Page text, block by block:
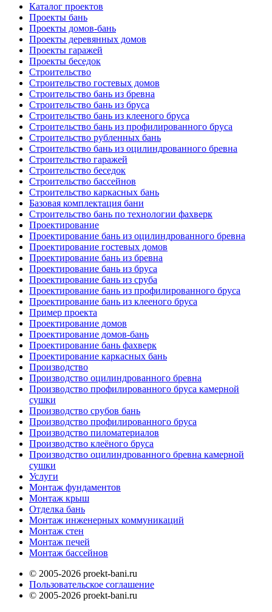
Каталог проектов
Проекты бань
Проекты домов-бань
Проекты деревянных домов
Проекты гаражей
Проекты беседок
Строительство
Строительство гостевых домов
Строительство бань из бревна
Строительство бань из бруса
Строительство бань из клееного бруса
Строительство бань из профилированного бруса
Строительство рубленных бань
Строительство бань из оцилиндрованного бревна
Строительство гаражей
Строительство беседок
Строительство бассейнов
Строительство каркасных бань
Базовая комплектация бани
Строительство бань по технологии фахверк
Проектирование
Проектирование бань из оцилиндрованного бревна
Проектирование гостевых домов
Проектирование бань из бревна
Проектирование бань из бруса
Проектирование бань из сруба
Проектирование бань из профилированного бруса
Проектирование бань из клееного бруса
Пример проекта
Проектирование домов
Проектирование домов-бань
Проектирование бань фахверк
Проектирование каркасных бань
Производство
Производство оцилиндрованного бревна
Производство профилированного бруса камерной
сушки
Производство срубов бань
Производство профилированного бруса
Производство пиломатериалов
Производство клеёного бруса
Производство оцилиндрованного бревна камерной
сушки
Услуги
Монтаж фундаментов
Монтаж крыш
Отделка бань
Монтаж инженерных коммуникаций
Монтаж стен
Монтаж печей
Монтаж бассейнов
© 2005-2026 proekt-bani.ru
Пользовательское соглашение
© 2005-2026 proekt-bani.ru